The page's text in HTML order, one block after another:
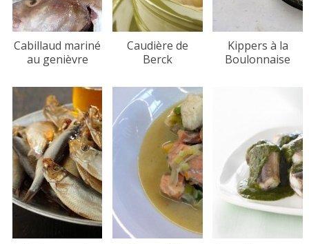
Cabillaud mariné
au genièvre
Caudière de
Berck
Kippers à la
Boulonnaise